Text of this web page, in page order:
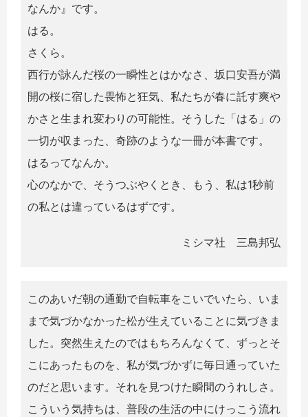
なんか』です。
はる。
さくら。
西行が詠んだ桜の一瞬性とはかなさ、坂口安吾が満
開の桜に宿した畏怖と狂気、私たちが春に託す爽や
かさと生まれ変わりの可能性。そうした「はる」の
一切が収まった、奇跡のような一冊が本書です。
はるってなんか。
心のなかで、そうつぶやくとき、もう、私は1秒前
の私とは違っているはずです。
ミシマ社 三島邦弘
このあいだ朝の通勤で自転車をこいでいたら、いま
まで気づかなかった松が生えていることに気づきま
した。突然生えたのではもちろんなくて、ずっとそ
こにあったものを、私が気づかずに毎日通っていた
のだと思います。それを見つけた瞬間のうれしさ。
こういう気持ちは、普段の生活の中にけっこう流れ